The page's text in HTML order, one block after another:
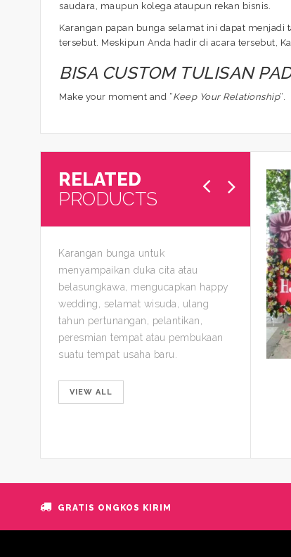
saudara, maupun kolega ataupun rekan bisnis.
Karangan papan bunga selamat ini dapat
tersebut. Meskipun Anda hadir di acara tersebut,
BISA CUSTOM TULISAN
Make your moment and “Keep Your Relationship“.
RELATED
PRODUCTS
Karangan bunga untuk
menyampaikan duka cita atau
belasungkawa, mengucapkan happy
wedding, selamat wisuda, ulang
tahun pertunangan, pelantikan,
peresmian tempat atau pembukaan
suatu tempat usaha baru.
VIEW ALL
GRATIS ONGKOS KIRIM